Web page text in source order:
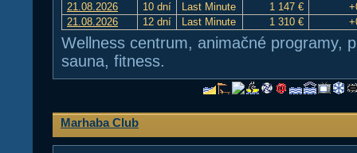
21.08.2026
10 dní Last Minute 1 147 €
21.08.2026
12 dní Last Minute 1 310 €
Wellness centrum, animačné programy,
sauna, fitness.
Marhaba Club